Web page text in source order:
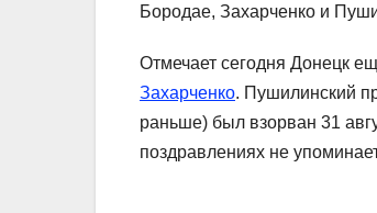
Бородае, Захарченко и
Отмечает сегодня Донецк
Захарченко. Пушилинский
раньше) был взорван 31
поздравлениях не